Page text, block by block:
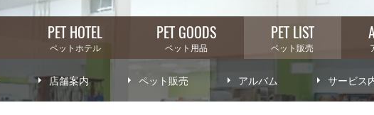
PET HOTEL
ペットホテル
PET GOODS
ペット用品
PET LIST
ペット販売
店舗案内 ペット販売 アルバム サービス